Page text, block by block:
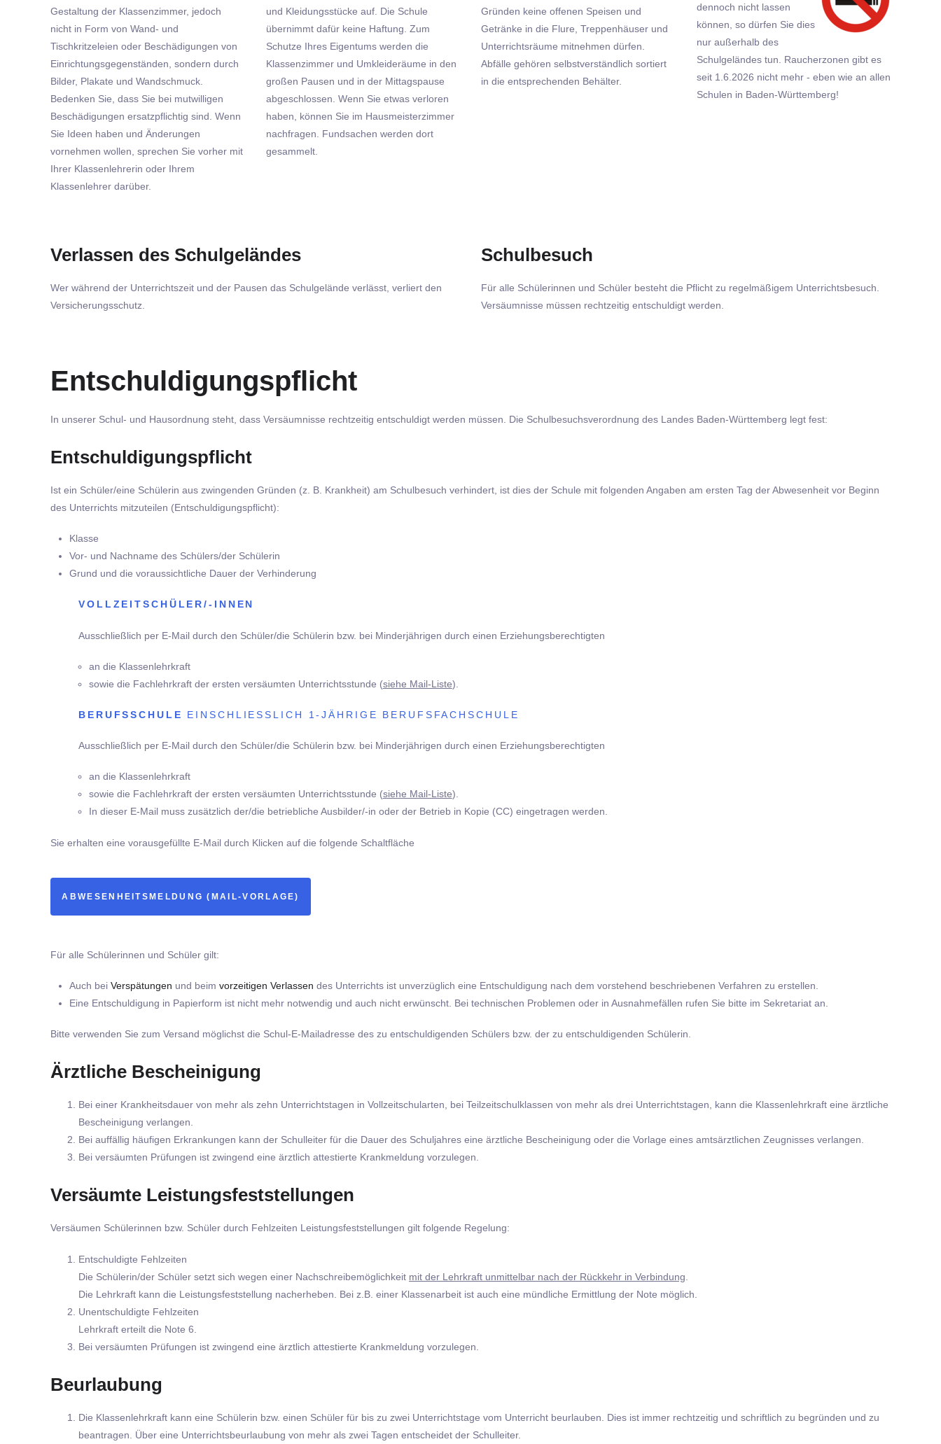
Gestaltung der Klassenzimmer, jedoch
nicht in Form von Wand- und
Tischkritzeleien oder Beschädigungen von
Einrichtungsgegenständen, sondern durch
Bilder, Plakate und Wandschmuck.
Bedenken Sie, dass Sie bei mutwilligen
Beschädigungen ersatzpflichtig sind. Wenn
Sie Ideen haben und Änderungen
vornehmen wollen, sprechen Sie vorher mit
Ihrer Klassenlehrerin oder Ihrem
Klassenlehrer darüber.
und Kleidungsstücke auf. Die Schule
übernimmt dafür keine Haftung. Zum
Schutze Ihres Eigentums werden die
Klassenzimmer und Umkleideräume in den
großen Pausen und in der Mittagspause
abgeschlossen. Wenn Sie etwas verloren
haben, können Sie im Hausmeisterzimmer
nachfragen. Fundsachen werden dort
gesammelt.
Gründen keine offenen Speisen und
Getränke in die Flure, Treppenhäuser und
Unterrichtsräume mitnehmen dürfen.
Abfälle gehören selbstverständlich sortiert
in die entsprechenden Behälter.
dennoch nicht lassen
können, so dürfen Sie dies
nur außerhalb des
Schulgeländes tun. Raucherzonen gibt es
seit 1.6.2026 nicht mehr - eben wie an allen
Schulen in Baden-Württemberg!
Verlassen des Schulgeländes
Wer während der Unterrichtszeit und der Pausen das Schulgelände verlässt, verliert den
Versicherungsschutz.
Schulbesuch
Für alle Schülerinnen und Schüler besteht die Pflicht zu regelmäßigem Unterrichtsbesuch.
Versäumnisse müssen rechtzeitig entschuldigt werden.
Entschuldigungspflicht
In unserer Schul- und Hausordnung steht, dass Versäumnisse rechtzeitig entschuldigt werden müssen. Die Schulbesuchsverordnung des Landes Baden-Württemberg legt fest:
Entschuldigungspflicht
Ist ein Schüler/eine Schülerin aus zwingenden Gründen (z. B. Krankheit) am Schulbesuch verhindert, ist dies der Schule mit folgenden Angaben am ersten Tag der Abwesenheit vor Beginn
des Unterrichts mitzuteilen (Entschuldigungspflicht):
Klasse
Vor- und Nachname des Schülers/der Schülerin
Grund und die voraussichtliche Dauer der Verhinderung
VOLLZEITSCHÜLER/-INNEN
Ausschließlich per E-Mail durch den Schüler/die Schülerin bzw. bei Minderjährigen durch einen Erziehungsberechtigten
an die Klassenlehrkraft
sowie die Fachlehrkraft der ersten versäumten Unterrichtsstunde (siehe Mail-Liste).
BERUFSSCHULE EINSCHLIESSLICH 1-JÄHRIGE BERUFSFACHSCHULE
Ausschließlich per E-Mail durch den Schüler/die Schülerin bzw. bei Minderjährigen durch einen Erziehungsberechtigten
an die Klassenlehrkraft
sowie die Fachlehrkraft der ersten versäumten Unterrichtsstunde (siehe Mail-Liste).
In dieser E-Mail muss zusätzlich der/die betriebliche Ausbilder/-in oder der Betrieb in Kopie (CC) eingetragen werden.
Sie erhalten eine vorausgefüllte E-Mail durch Klicken auf die folgende Schaltfläche
ABWESENHEITSMELDUNG (MAIL-VORLAGE)
Für alle Schülerinnen und Schüler gilt:
Auch beiVerspätungen und beim vorzeitigen Verlassen des Unterrichts ist unverzüglich eine Entschuldigung nach dem vorstehend beschriebenen Verfahren zu erstellen.
Eine Entschuldigung in Papierform ist nicht mehr notwendig und auch nicht erwünscht. Bei technischen Problemen oder in Ausnahmefällen rufen Sie bitte im Sekretariat an.
Bitte verwenden Sie zum Versand möglichst die Schul-E-Mailadresse des zu entschuldigenden Schülers bzw. der zu entschuldigenden Schülerin.
Ärztliche Bescheinigung
Bei einer Krankheitsdauer von mehr als zehn Unterrichtstagen in Vollzeitschularten, bei Teilzeitschulklassen von mehr als drei Unterrichtstagen, kann die Klassenlehrkraft eine ärztliche
Bescheinigung verlangen.
Bei auffällig häufigen Erkrankungen kann der Schulleiter für die Dauer des Schuljahres eine ärztliche Bescheinigung oder die Vorlage eines amtsärztlichen Zeugnisses verlangen.
Bei versäumten Prüfungen ist zwingend eine ärztlich attestierte Krankmeldung vorzulegen.
Versäumte Leistungsfeststellungen
Versäumen Schülerinnen bzw. Schüler durch Fehlzeiten Leistungsfeststellungen gilt folgende Regelung:
Entschuldigte Fehlzeiten
Die Schülerin/der Schüler setzt sich wegen einer Nachschreibemöglichkeit mit der Lehrkraft unmittelbar nach der Rückkehr in Verbindung
Die Lehrkraft kann die Leistungsfeststellung nacherheben. Bei z.B. einer Klassenarbeit ist auch eine mündliche Ermittlung der Note möglich.
Unentschuldigte Fehlzeiten
Lehrkraft erteilt die Note 6.
Bei versäumten Prüfungen ist zwingend eine ärztlich attestierte Krankmeldung vorzulegen.
Beurlaubung
Die Klassenlehrkraft kann eine Schülerin bzw. einen Schüler für bis zu zwei Unterrichtstage vom Unterricht beurlauben. Dies ist immer rechtzeitig und schriftlich zu begründen und zu
beantragen. Über eine Unterrichtsbeurlaubung von mehr als zwei Tagen entscheidet der Schulleiter.